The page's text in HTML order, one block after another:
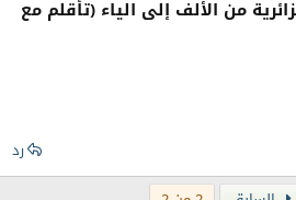
الجزائرية من الألف إلى الياء (تأقلم مع
رد